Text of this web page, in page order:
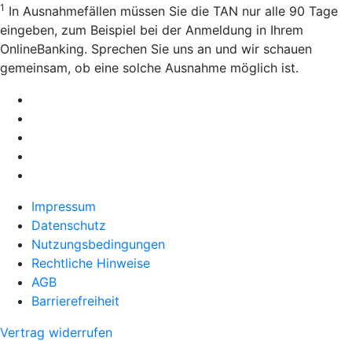
1 In Ausnahmefällen müssen Sie die TAN nur alle 90 Tage
eingeben, zum Beispiel bei der Anmeldung in Ihrem
OnlineBanking. Sprechen Sie uns an und wir schauen
gemeinsam, ob eine solche Ausnahme möglich ist.
Impressum
Datenschutz
Nutzungsbedingungen
Rechtliche Hinweise
AGB
Barrierefreiheit
Vertrag widerrufen